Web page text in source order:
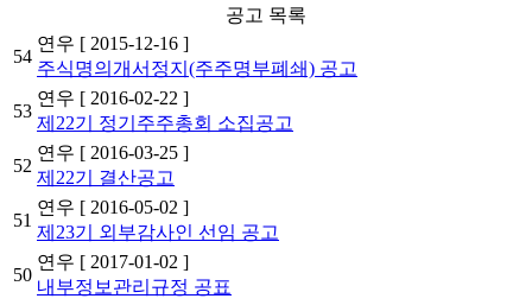
공고 목록
54
연우 [ 2015-12-16 ]
주식명의개서정지(주주명부폐쇄) 공고
53
연우 [ 2016-02-22 ]
제22기 정기주주총회 소집공고
52
연우 [ 2016-03-25 ]
제22기 결산공고
51
연우 [ 2016-05-02 ]
제23기 외부감사인 선임 공고
50
연우 [ 2017-01-02 ]
내부정보관리규정 공표